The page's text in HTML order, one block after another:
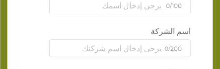
0/100
اسم الشركة
0/200